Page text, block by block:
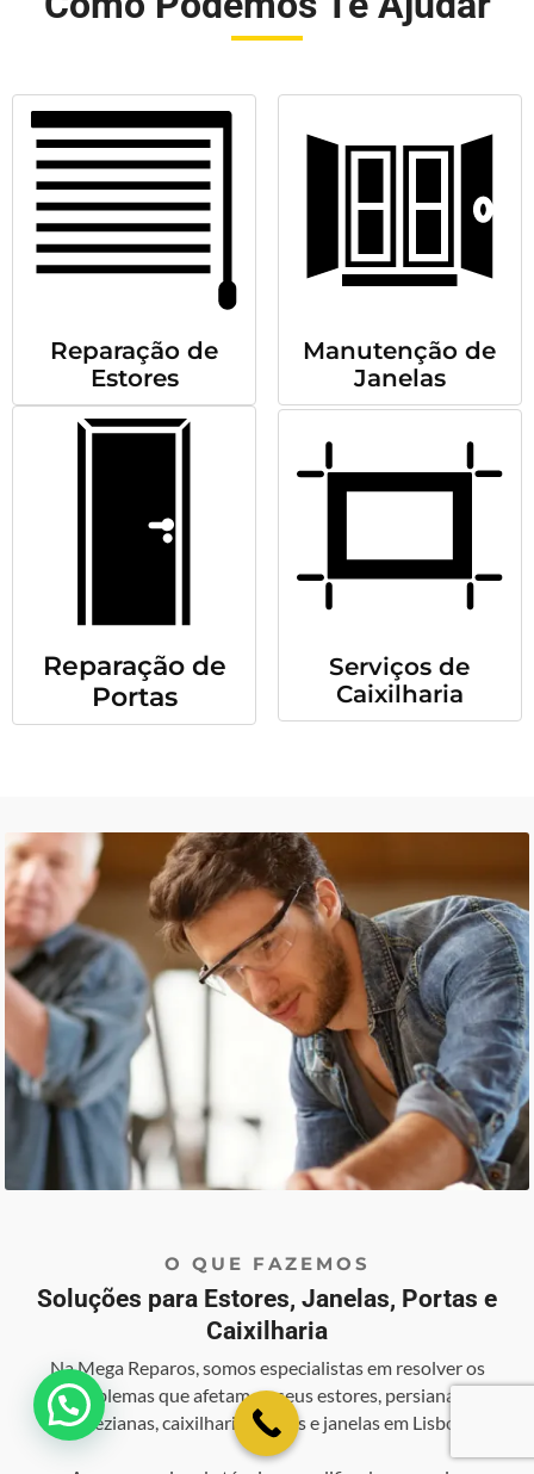
Reparação de
Estores
Manutenção de
Janelas
Reparação de
Portas
Serviços de
Caixilharia
O QUE FAZEMOS
Soluções para Estores, Janelas, Portas e
Caixilharia
Na Mega Reparos, somos especialistas em resolver os
problemas que afetam os seus estores, persianas,
venezianas, caixilharia, portas e janelas em Lisboa.
💬 Como podemos ajudar?